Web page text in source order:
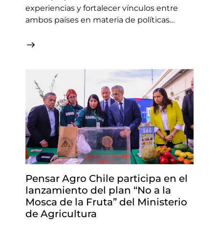
experiencias y fortalecer vínculos entre
ambos países en materia de políticas…
Pensar Agro Chile participa en el
lanzamiento del plan “No a la
Mosca de la Fruta” del Ministerio
de Agricultura